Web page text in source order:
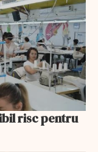
risc pentru